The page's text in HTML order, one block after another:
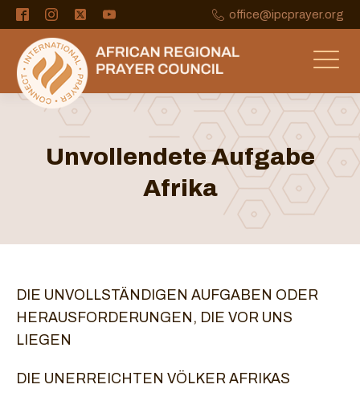
office@ipcprayer.org
Unvollendete Aufgabe
Afrika
DIE UNVOLLSTÄNDIGEN AUFGABEN ODER
HERAUSFORDERUNGEN, DIE VOR UNS
LIEGEN
DIE UNERREICHTEN VÖLKER AFRIKAS